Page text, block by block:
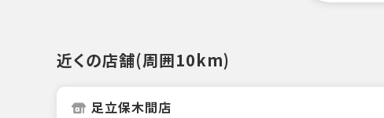
近くの店舗(周囲10km)
足立保木間店